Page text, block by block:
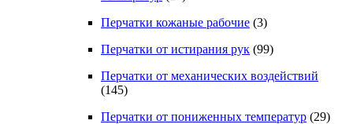
Перчатки кожаные рабочие (3)
Перчатки от истирания рук (99)
Перчатки от механических воздействий
(145)
Перчатки от пониженных температур (29)